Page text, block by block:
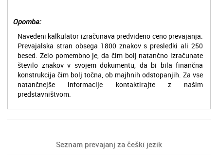
Opomba:
Navedeni kalkulator izračunava predvideno ceno prevajanja.
Prevajalska stran obsega 1800 znakov s presledki ali 250
besed. Zelo pomembno je, da čim bolj natančno izračunate
število znakov v svojem dokumentu, da bi bila finančna
konstrukcija čim bolj točna, ob majhnih odstopanjih. Za vse
natančnejše informacije kontaktirajte z našim
predstavništvom.
Seznam prevajanj za češki jezik